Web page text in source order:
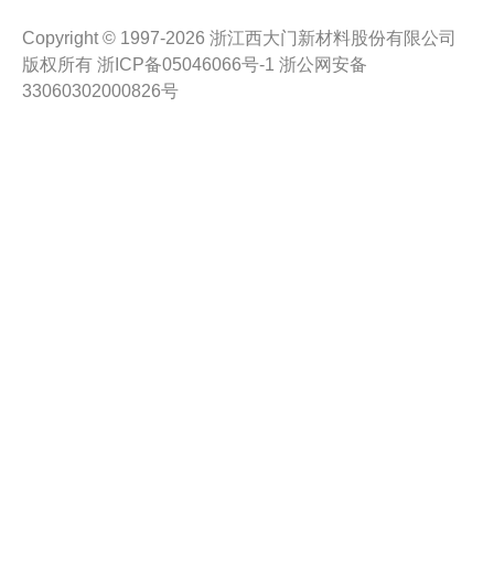
Copyright © 1997-2026 浙江西大门新材料股份有限公司
版权所有 浙ICP备05046066号-1 浙公网安备
33060302000826号